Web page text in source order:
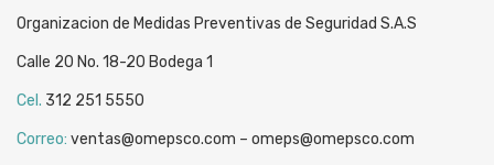
Organizacion de Medidas Preventivas de Seguridad S.A.S
Calle 20 No. 18-20 Bodega 1
Cel. 312 251 5550
Correo: ventas@omepsco.com – omeps@omepsco.com